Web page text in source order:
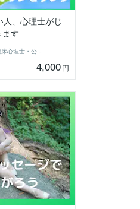
、心理士がじ
す
あい＠福祉系臨床心理士・公認心理師
4,000円